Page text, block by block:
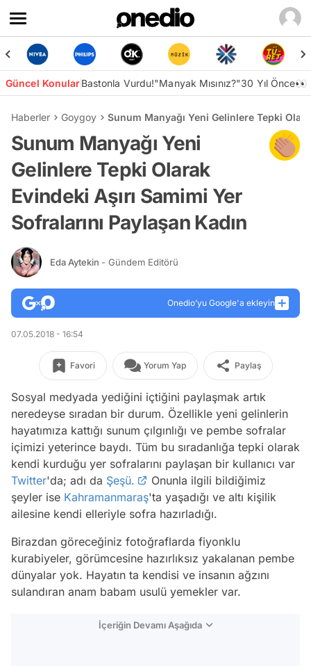
Güncel KonularBastonla Vurdu!"Manyak Mısınız?"30 Yıl Önce👀
Haberler Goygoy Sunum Manyağı Yeni Gelinlere Tepki
Sunum Manyağı Yeni
Gelinlere Tepki Olarak
Evindeki Aşırı Samimi Yer
Sofralarını Paylaşan Kadın
Eda Aytekin - Gündem Editörü
Onedio’yu Google'a ekleyin
07.05.2018 - 16:54
Favori Yorum Yap Paylaş
Sosyal medyada yediğini içtiğini paylaşmak artık
neredeyse sıradan bir durum. Özellikle yeni gelinlerin
hayatımıza kattığı sunum çılgınlığı ve pembe sofralar
içimizi yeterince baydı. Tüm bu sıradanlığa tepki olarak
kendi kurduğu yer sofralarını paylaşan bir kullanıcı var
Twitter'da; adı da Şeşü.
Onunla ilgili bildiğimiz
şeyler ise Kahramanmaraş'ta yaşadığı ve altı kişilik
ailesine kendi elleriyle sofra hazırladığı.
Birazdan göreceğiniz fotoğraflarda fiyonklu
kurabiyeler, görümcesine hazırlıksız yakalanan pembe
dünyalar yok. Hayatın ta kendisi ve insanın ağzını
sulandıran anam babam usulü yemekler var.
İçeriğin Devamı Aşağıda